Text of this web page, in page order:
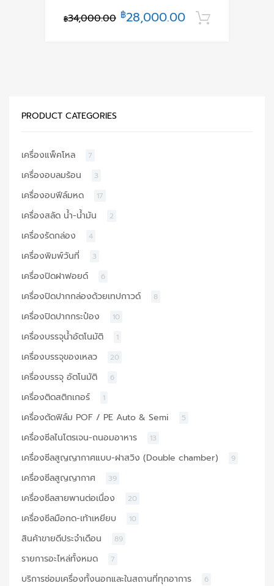
฿34,000.00 ฿28,000.00
PRODUCT CATEGORIES
เครื่องแพ็คโหล 7
เครื่องอบลมร้อน 3
เครื่องอบฟีล์มหด 17
เครื่องสลัด น้ำ-น้ำมัน 2
เครื่องรัดกล่อง 4
เครื่องพิมพ์วันที่ 3
เครื่องปิดฝาฟอยด์ 6
เครื่องปิดปากกล่องด้วยเทปกาวด์ 8
เครื่องปิดปากกระป๋อง 10
เครื่องบรรจุน้ำอัตโนมัติ 1
เครื่องบรรจุของเหลว 20
เครื่องบรรจุ อัตโนมัติ 6
เครื่องติดสติกเกอร์ 1
เครื่องตัดฟิล์ม POF / PE Auto & Semi 5
เครื่องซีลไนโตรเจน-ถนอมอาหาร 13
เครื่องซีลสูญญากาศแบบ-ฝาสวิง (Double chamber) 9
เครื่องซีลสูญญากาศ 39
เครื่องซีลสายพานต่อเนื่อง 20
เครื่องซีลมือกด-เท้าเหยียบ 10
สินค้าขายดีประจำเดือน 89
รายการอะไหล่ทั้งหมด 7
บริการซ่อมเครื่องทั้งนอกและในสถานที่ทุกอาการ 6